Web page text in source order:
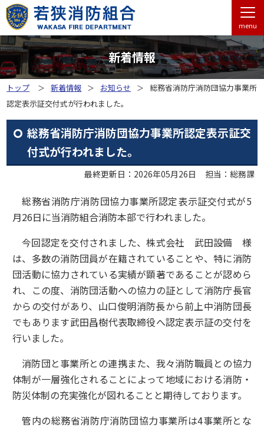
menu
新着情報
トップ 新着情報 お知らせ
総務省消防庁消防団協力事業所
認定表示証交付式が行われました。
総務省消防庁消防団協力事業所認定表示証交
付式が行われました。
最終更新日：2026年05月26日 担当：総務課
総務省消防庁消防団協力事業所認定表示証交付式が5
月26日に当消防組合消防本部で行われました。
今回認定を交付されました、株式会社 武田設備 様
は、多数の消防団員が在籍されていることや、特に消防
団活動に協力されている実績が顕著であることが認めら
れ、この度、消防団活動への協力の証として消防庁長官
からの交付があり、山口俊明消防長から前上中消防団長
でもあります武田昌樹代表取締役へ認定表示証の交付を
行いました。
消防団と事業所との連携また、我々消防職員との協力
体制が一層強化されることによって地域における消防・
防災体制の充実強化が図れることと期待しております。
管内の総務省消防庁消防団協力事業所は4事業所とな